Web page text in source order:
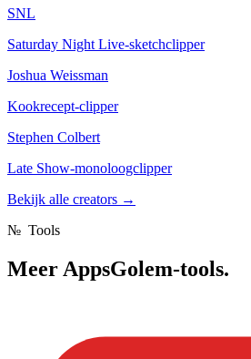
SNL
Saturday Night Live-sketchclipper
Joshua Weissman
Kookrecept-clipper
Stephen Colbert
Late Show-monoloogclipper
Bekijk alle creators →
№ Tools
MeerAppsGolem-tools.